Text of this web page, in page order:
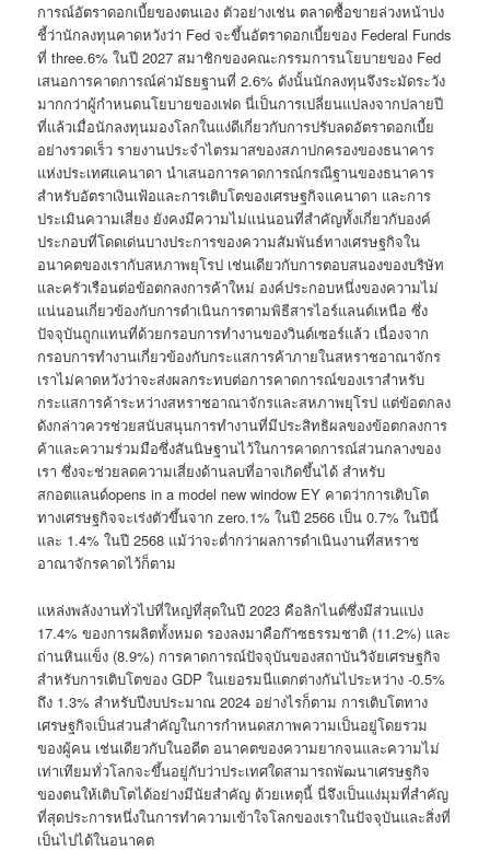
การณ์อัตราดอกเบี้ยของตนเอง ตัวอย่างเช่น ตลาดซื้อขายล่วงหน้าบ่ง
ชี้ว่านักลงทุนคาดหวังว่า Fed จะขึ้นอัตราดอกเบี้ยของ Federal Funds
ที่ three.6% ในปี 2027 สมาชิกของคณะกรรมการนโยบายของ Fed
เสนอการคาดการณ์ค่ามัธยฐานที่ 2.6% ดังนั้นนักลงทุนจึงระมัดระวัง
มากกว่าผู้กำหนดนโยบายของเฟด นี่เป็นการเปลี่ยนแปลงจากปลายปี
ที่แล้วเมื่อนักลงทุนมองโลกในแง่ดีเกี่ยวกับการปรับลดอัตราดอกเบี้ย
อย่างรวดเร็ว รายงานประจำไตรมาสของสภาปกครองของธนาคาร
แห่งประเทศแคนาดา นำเสนอการคาดการณ์กรณีฐานของธนาคาร
สำหรับอัตราเงินเฟ้อและการเติบโตของเศรษฐกิจแคนาดา และการ
ประเมินความเสี่ยง ยังคงมีความไม่แน่นอนที่สำคัญทั้งเกี่ยวกับองค์
ประกอบที่โดดเด่นบางประการของความสัมพันธ์ทางเศรษฐกิจใน
อนาคตของเรากับสหภาพยุโรป เช่นเดียวกับการตอบสนองของบริษัท
และครัวเรือนต่อข้อตกลงการค้าใหม่ องค์ประกอบหนึ่งของความไม่
แน่นอนเกี่ยวข้องกับการดำเนินการตามพิธีสารไอร์แลนด์เหนือ ซึ่ง
ปัจจุบันถูกแทนที่ด้วยกรอบการทำงานของวินด์เซอร์แล้ว เนื่องจาก
กรอบการทำงานเกี่ยวข้องกับกระแสการค้าภายในสหราชอาณาจักร
เราไม่คาดหวังว่าจะส่งผลกระทบต่อการคาดการณ์ของเราสำหรับ
กระแสการค้าระหว่างสหราชอาณาจักรและสหภาพยุโรป แต่ข้อตกลง
ดังกล่าวควรช่วยสนับสนุนการทำงานที่มีประสิทธิผลของข้อตกลงการ
ค้าและความร่วมมือซึ่งสันนิษฐานไว้ในการคาดการณ์ส่วนกลางของ
เรา ซึ่งจะช่วยลดความเสี่ยงด้านลบที่อาจเกิดขึ้นได้ สำหรับ
สกอตแลนด์opens in a model new window EY คาดว่าการเติบโต
ทางเศรษฐกิจจะเร่งตัวขึ้นจาก zero.1% ในปี 2566 เป็น 0.7% ในปีนี้
และ 1.4% ในปี 2568 แม้ว่าจะต่ำกว่าผลการดำเนินงานที่สหราช
อาณาจักรคาดไว้ก็ตาม
แหล่งพลังงานทั่วไปที่ใหญ่ที่สุดในปี 2023 คือลิกไนต์ซึ่งมีส่วนแบ่ง
17.4% ของการผลิตทั้งหมด รองลงมาคือก๊าซธรรมชาติ (11.2%) และ
ถ่านหินแข็ง (8.9%) การคาดการณ์ปัจจุบันของสถาบันวิจัยเศรษฐกิจ
สำหรับการเติบโตของ GDP ในเยอรมนีแตกต่างกันไประหว่าง -0.5%
ถึง 1.3% สำหรับปีงบประมาณ 2024 อย่างไรก็ตาม การเติบโตทาง
เศรษฐกิจเป็นส่วนสำคัญในการกำหนดสภาพความเป็นอยู่โดยรวม
ของผู้คน เช่นเดียวกับในอดีต อนาคตของความยากจนและความไม่
เท่าเทียมทั่วโลกจะขึ้นอยู่กับว่าประเทศใดสามารถพัฒนาเศรษฐกิจ
ของตนให้เติบโตได้อย่างมีนัยสำคัญ ด้วยเหตุนี้ นี่จึงเป็นแง่มุมที่สำคัญ
ที่สุดประการหนึ่งในการทำความเข้าใจโลกของเราในปัจจุบันและสิ่งที่
เป็นไปได้ในอนาคต